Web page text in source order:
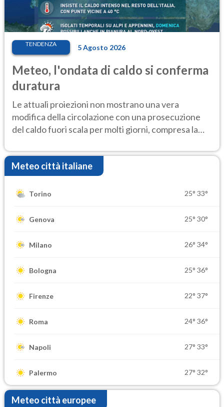
TENDENZA 5 Agosto 2026
Meteo, l'ondata di caldo si conferma
duratura
Le attuali proiezioni non mostrano una vera
modifica della circolazione con una prosecuzione
del caldo fuori scala per molti giorni, compresa la
Meteo città italiane
Torino 25° 33°
Genova 25° 30°
Milano 26° 34°
Bologna 25° 36°
Firenze 22° 37°
Roma 24° 36°
Napoli 27° 33°
Palermo 27° 32°
Meteo città europee